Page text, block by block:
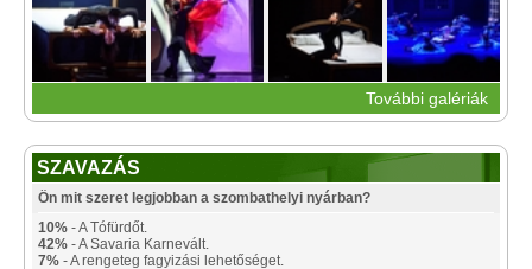
További galériák
SZAVAZÁS
Ön mit szeret legjobban a szombathelyi nyárban?
10% - A Tófürdőt.
42% - A Savaria Karnevált.
7% - A rengeteg fagyizási lehetőséget.